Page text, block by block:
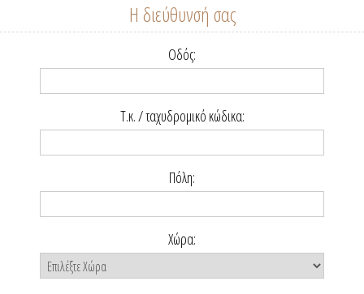
Η διεύθυνσή σας
Οδός:
Τ.κ. / ταχυδρομικό κώδικα:
Πόλη:
Χώρα: